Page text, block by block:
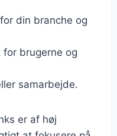
din branche og
brugerne og
samarbejde.
er af høj